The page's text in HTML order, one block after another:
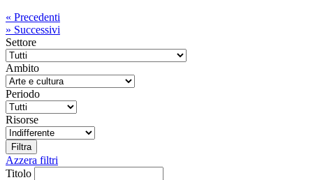
« Precedenti
» Successivi
Settore
Ambito
Periodo
Risorse
Azzera filtri
Titolo